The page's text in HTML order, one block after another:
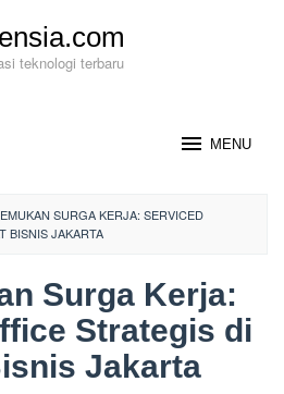
teknologi terbaru
MENU
SURGA KERJA: SERVICED
BISNIS JAKARTA
Surga Kerja:
Strategis di
Jakarta